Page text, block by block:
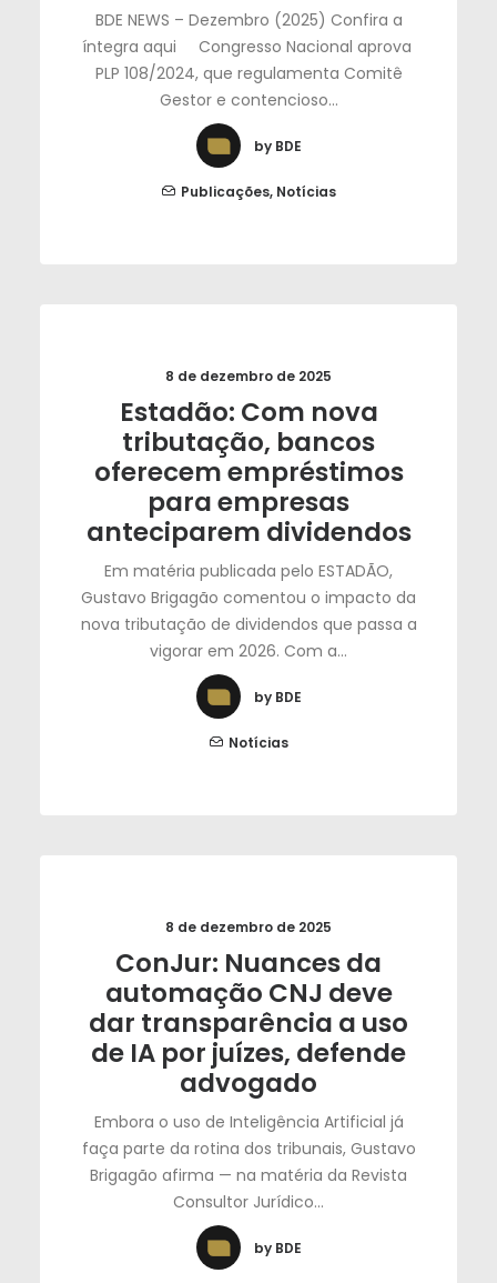
BDE NEWS – Dezembro (2025) Confira a
íntegra aqui Congresso Nacional aprova
PLP 108/2024, que regulamenta Comitê
Gestor e contencioso…
by BDE
Publicações, Notícias
8 de dezembro de 2025
Estadão: Com nova
tributação, bancos
oferecem empréstimos
para empresas
anteciparem dividendos
Em matéria publicada pelo ESTADÃO,
Gustavo Brigagão comentou o impacto da
nova tributação de dividendos que passa a
vigorar em 2026. Com a…
by BDE
Notícias
8 de dezembro de 2025
ConJur: Nuances da
automação CNJ deve
dar transparência a uso
de IA por juízes, defende
advogado
Embora o uso de Inteligência Artificial já
faça parte da rotina dos tribunais, Gustavo
Brigagão afirma — na matéria da Revista
Consultor Jurídico…
by BDE